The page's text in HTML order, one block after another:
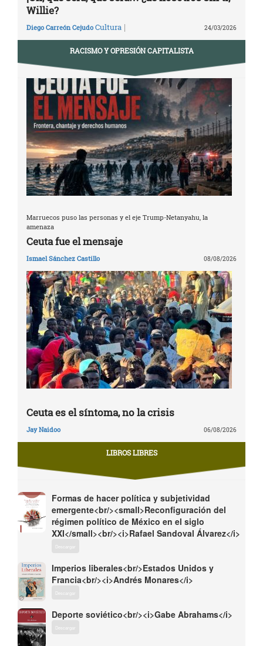
Willie?
Diego Carreón Cejudo Cultura | 24/03/2026
RACISMO Y OPRESIÓN CAPITALISTA
Marruecos puso las personas y el eje Trump-Netanyahu, la
amenaza
Ceuta fue el mensaje
Ismael Sánchez Castillo 08/08/2026
Ceuta es el síntoma, no la crisis
Jay Naidoo 06/08/2026
LIBROS LIBRES
Formas de hacer política y subjetividad
emergente<br/><small>Reconfiguración del
régimen político de México en el siglo
XXI</small><br/><i>Rafael Sandoval Álvarez</i>
Descargar
Imperios liberales<br/>Estados Unidos y
Francia<br/><i>Andrés Monares</i>
Descargar
Deporte soviético<br/><i>Gabe Abrahams</i>
Descargar